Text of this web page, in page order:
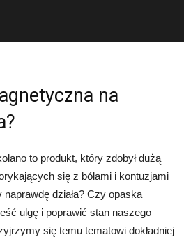
na
to produkt, który zdobył dużą
się z bólami i kontuzjami
działa? Czy opaska
ulgę i poprawić stan naszego
się temu tematowi dokładniej